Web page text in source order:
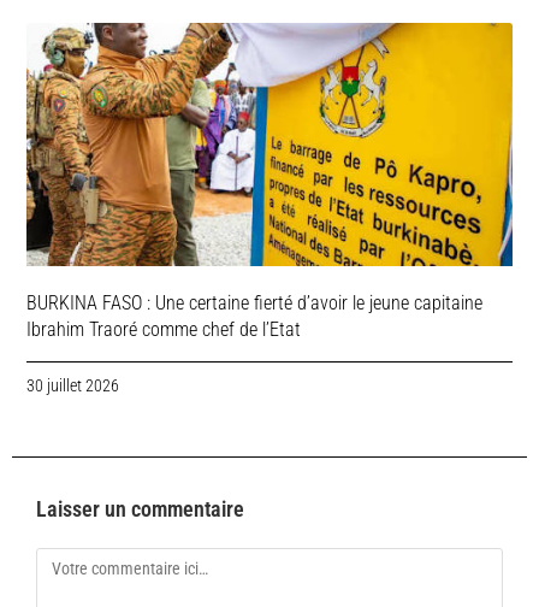
BURKINA FASO : Une certaine fierté d’avoir le jeune capitaine
Ibrahim Traoré comme chef de l’Etat
30 juillet 2026
Laisser un commentaire